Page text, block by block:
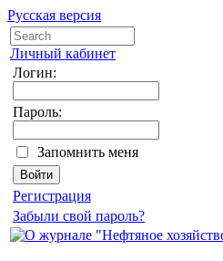
Русская версия
Личный кабинет
Логин:
Пароль:
Запомнить меня
Регистрация
Забыли свой пароль?